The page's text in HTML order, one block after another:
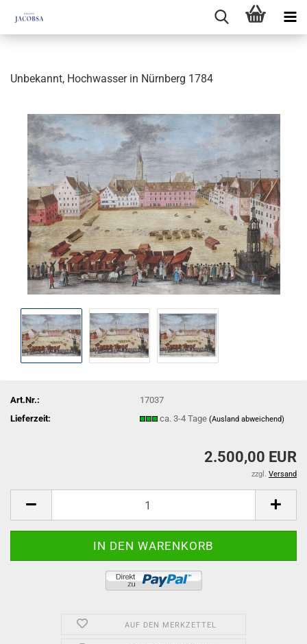
Unbekannt, Hochwasser in Nürnberg 1784
Art.Nr.:
17037
Lieferzeit:
ca. 3-4 Tage(Ausland abweichend)
2.500,00 EUR
zzgl. Versand
AUF DEN MERKZETTEL